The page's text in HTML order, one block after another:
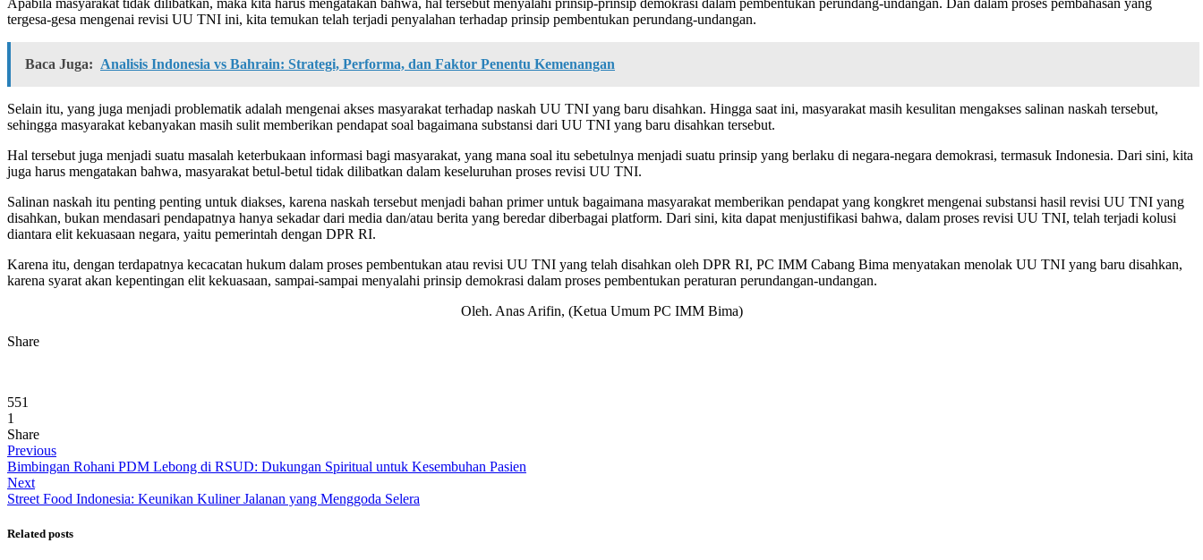
Apabila masyarakat tidak dilibatkan, maka kita harus mengatakan bahwa, hal tersebut menyalahi prinsip-prinsip demokrasi dalam pembentukan perundang-undangan. Dan dalam proses pembahasan yang
tergesa-gesa mengenai revisi UU TNI ini, kita temukan telah terjadi penyalahan terhadap prinsip pembentukan perundang-undangan.
Baca Juga: Analisis Indonesia vs Bahrain: Strategi, Performa, dan Faktor Penentu Kemenangan
Selain itu, yang juga menjadi problematik adalah mengenai akses masyarakat terhadap naskah UU TNI yang baru disahkan. Hingga saat ini, masyarakat masih kesulitan mengakses salinan naskah tersebut,
sehingga masyarakat kebanyakan masih sulit memberikan pendapat soal bagaimana substansi dari UU TNI yang baru disahkan tersebut.
Hal tersebut juga menjadi suatu masalah keterbukaan informasi bagi masyarakat, yang mana soal itu sebetulnya menjadi suatu prinsip yang berlaku di negara-negara demokrasi, termasuk Indonesia. Dari sini, kita
juga harus mengatakan bahwa, masyarakat betul-betul tidak dilibatkan dalam keseluruhan proses revisi UU TNI.
Salinan naskah itu penting penting untuk diakses, karena naskah tersebut menjadi bahan primer untuk bagaimana masyarakat memberikan pendapat yang kongkret mengenai substansi hasil revisi UU TNI yang
disahkan, bukan mendasari pendapatnya hanya sekadar dari media dan/atau berita yang beredar diberbagai platform. Dari sini, kita dapat menjustifikasi bahwa, dalam proses revisi UU TNI, telah terjadi kolusi
diantara elit kekuasaan negara, yaitu pemerintah dengan DPR RI.
Karena itu, dengan terdapatnya kecacatan hukum dalam proses pembentukan atau revisi UU TNI yang telah disahkan oleh DPR RI, PC IMM Cabang Bima menyatakan menolak UU TNI yang baru disahkan,
karena syarat akan kepentingan elit kekuasaan, sampai-sampai menyalahi prinsip demokrasi dalam proses pembentukan peraturan perundangan-undangan.
Oleh. Anas Arifin, (Ketua Umum PC IMM Bima)
Share
551
1
Share
Previous
Bimbingan Rohani PDM Lebong di RSUD: Dukungan Spiritual untuk Kesembuhan Pasien
Next
Street Food Indonesia: Keunikan Kuliner Jalanan yang Menggoda Selera
Related posts